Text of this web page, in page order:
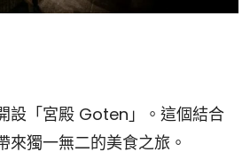
設「宮殿 Goten」。這個結合
獨一無二的美食之旅。